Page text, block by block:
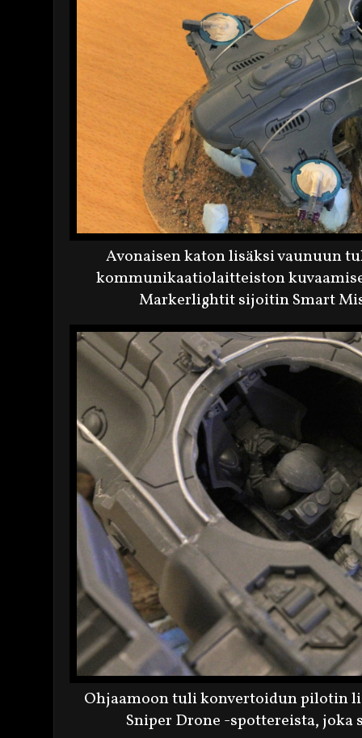
Avonaisen katon lisäksi vaunuun
kommunikaatiolaitteiston
Markerlightit sijoitin Smart
Ohjaamoon tuli konvertoidun pilotin
Sniper Drone -spottereista,